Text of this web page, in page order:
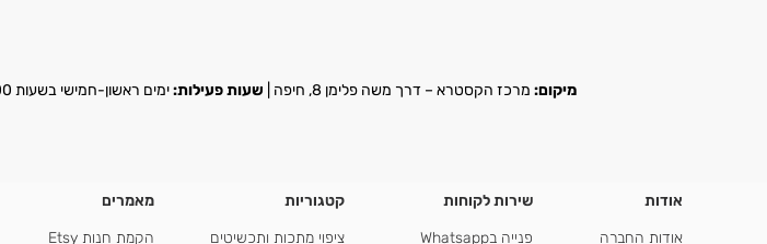
מיקום: מרכז הקסטרא – דרך משה פלימן 8, חיפה | שעות פעילות:ימים ראשון-חמישי בשעות 09:00-17:00 | ניתן ליצור קשר במספר
אודות
אודות החברה
שירות לקוחות
פנייה בWhatsapp
קטגוריות
ציפוי מתכות ותכשיטים
מאמרים
הקמת חנות Etsy